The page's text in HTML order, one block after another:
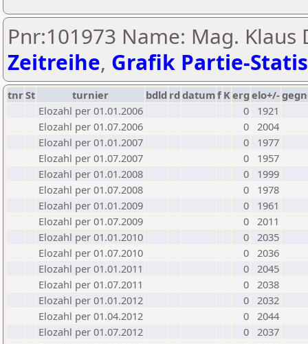
Pnr:101973 Name: Mag. Klaus
Zeitreihe, Grafik Partie-
tnrSt turnier bdld rd datumf Kerg elo+/-
Elozahl per 01.01.2006
0
1921
Elozahl per 01.07.2006
0 2004
Elozahl per 01.01.2007
0
1977
Elozahl per 01.07.2007
0
1957
Elozahl per 01.01.2008
0
1999
Elozahl per 01.07.2008
0
1978
Elozahl per 01.01.2009
0
1961
Elozahl per 01.07.2009
0 2011
Elozahl per 01.01.2010
0 2035
Elozahl per 01.07.2010
0 2036
Elozahl per 01.01.2011
0 2045
Elozahl per 01.07.2011
0 2038
Elozahl per 01.01.2012
0 2032
Elozahl per 01.04.2012
0 2044
Elozahl per 01.07.2012
0 2037